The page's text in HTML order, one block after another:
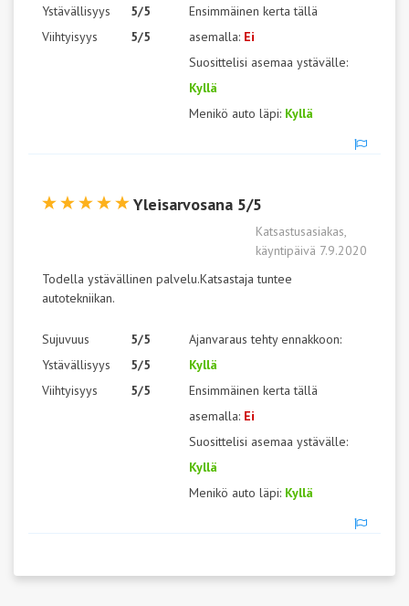
Ystävällisyys
Viihtyisyys
5/5
5/5
Ensimmäinen kerta tällä
asemalla: Ei
Suosittelisi asemaa ystävälle:
Kyllä
Menikö auto läpi: Kyllä
Yleisarvosana 5/5
Katsastusasiakas,
käyntipäivä 7.9.2020
Todella ystävällinen palvelu.Katsastaja tuntee
autotekniikan.
Sujuvuus
Ystävällisyys
Viihtyisyys
5/5
5/5
5/5
Ajanvaraus tehty ennakkoon:
Kyllä
Ensimmäinen kerta tällä
asemalla: Ei
Suosittelisi asemaa ystävälle:
Kyllä
Menikö auto läpi: Kyllä